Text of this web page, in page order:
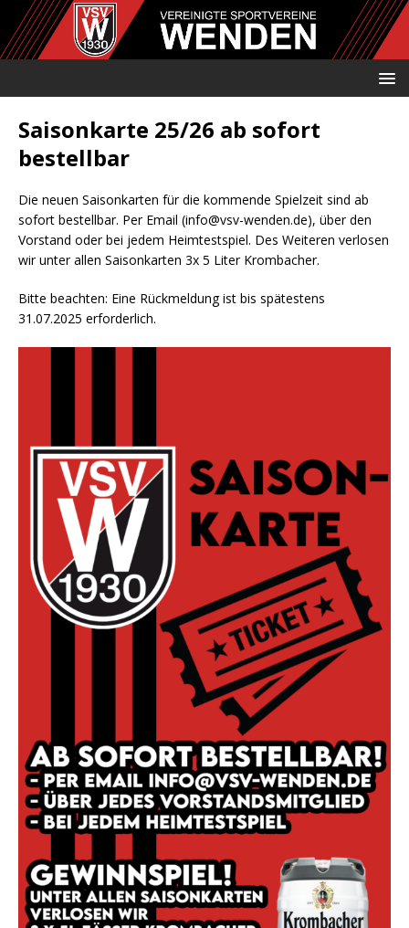
Saisonkarte 25/26 ab sofort
bestellbar
Die neuen Saisonkarten für die kommende Spielzeit sind ab
sofort bestellbar. Per Email (info@vsv-wenden.de), über den
Vorstand oder bei jedem Heimtestspiel. Des Weiteren verlosen
wir unter allen Saisonkarten 3x 5 Liter Krombacher.
Bitte beachten: Eine Rückmeldung ist bis spätestens
31.07.2025 erforderlich.